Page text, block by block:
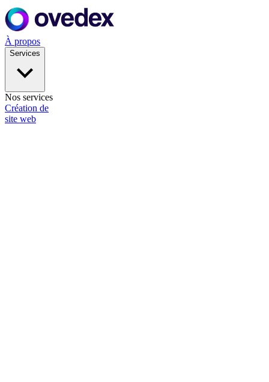
À propos
Services
Nos services
Création de
site web